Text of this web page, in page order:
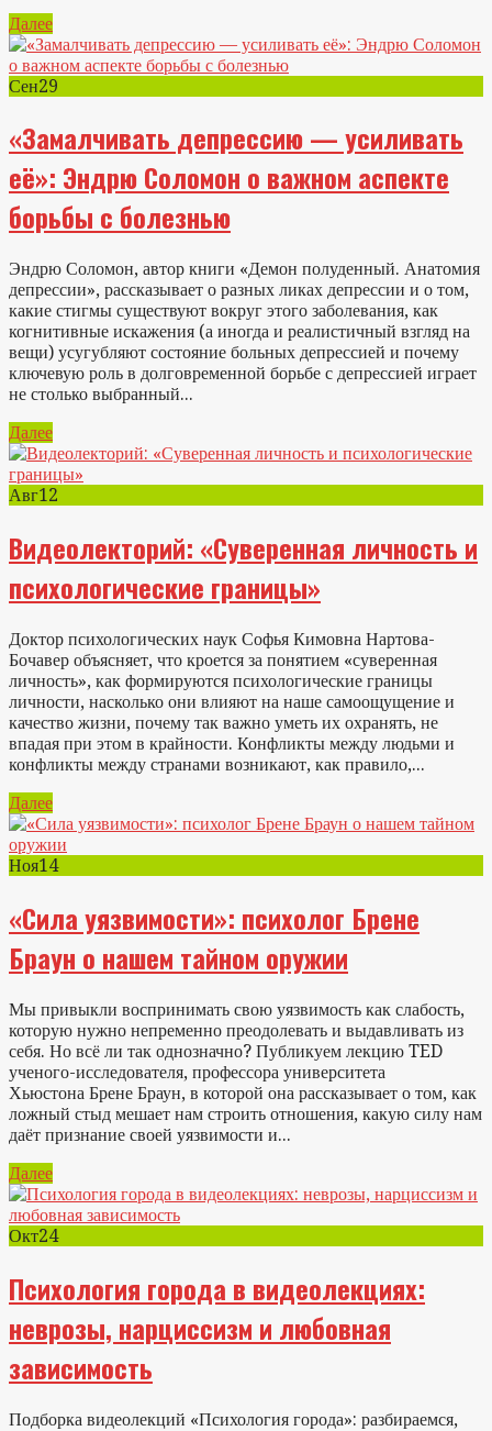
Далее
Сен29
«Замалчивать депрессию — усиливать
её»: Эндрю Соломон о важном аспекте
борьбы с болезнью
Эндрю Соломон, автор книги «Демон полуденный. Анатомия
депрессии», рассказывает о разных ликах депрессии и о том,
какие стигмы существуют вокруг этого заболевания, как
когнитивные искажения (а иногда и реалистичный взгляд на
вещи) усугубляют состояние больных депрессией и почему
ключевую роль в долговременной борьбе с депрессией играет
не столько выбранный...
Далее
Авг12
Видеолекторий: «Суверенная личность и
психологические границы»
Доктор психологических наук Софья Кимовна Нартова-
Бочавер объясняет, что кроется за понятием «суверенная
личность», как формируются психологические границы
личности, насколько они влияют на наше самоощущение и
качество жизни, почему так важно уметь их охранять, не
впадая при этом в крайности. Конфликты между людьми и
конфликты между странами возникают, как правило,...
Далее
Ноя14
«Сила уязвимости»: психолог Брене
Браун о нашем тайном оружии
Мы привыкли воспринимать свою уязвимость как слабость,
которую нужно непременно преодолевать и выдавливать из
себя. Но всё ли так однозначно? Публикуем лекцию TED
ученого-исследователя, профессора университета
Хьюстона Брене Браун, в которой она рассказывает о том, как
ложный стыд мешает нам строить отношения, какую силу нам
даёт признание своей уязвимости и...
Далее
Окт24
Психология города в видеолекциях:
неврозы, нарциссизм и любовная
зависимость
Подборка видеолекций «Психология города»: разбираемся,